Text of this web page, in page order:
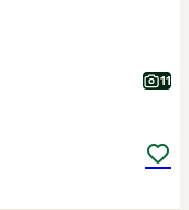
11